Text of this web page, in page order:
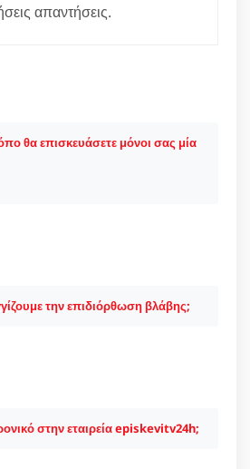
απαντήσεις.
θα επισκευάσετε μόνοι σας μία
την επιδιόρθωση βλάβης;
στην εταιρεία episkevitv24h;